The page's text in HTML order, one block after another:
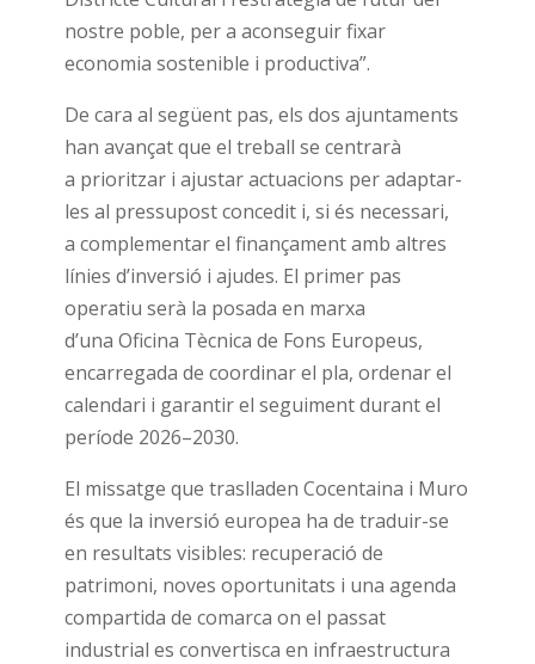
nostre poble, per a aconseguir fixar
economia sostenible i productiva”.
De cara al següent pas, els dos ajuntaments
han avançat que el treball se centrarà
a prioritzar i ajustar actuacions per adaptar-
les al pressupost concedit i, si és necessari,
a complementar el finançament amb altres
línies d’inversió i ajudes. El primer pas
operatiu serà la posada en marxa
d’una Oficina Tècnica de Fons Europeus,
encarregada de coordinar el pla, ordenar el
calendari i garantir el seguiment durant el
període 2026–2030.
El missatge que traslladen Cocentaina i Muro
és que la inversió europea ha de traduir-se
en resultats visibles: recuperació de
patrimoni, noves oportunitats i una agenda
compartida de comarca on el passat
industrial es convertisca en infraestructura